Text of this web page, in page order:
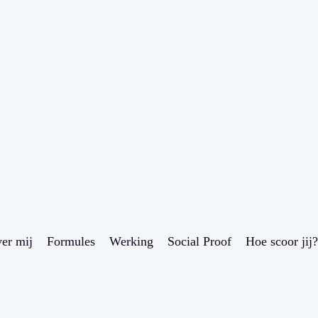
mij Formules Werking Social Proof Hoe scoor jij?